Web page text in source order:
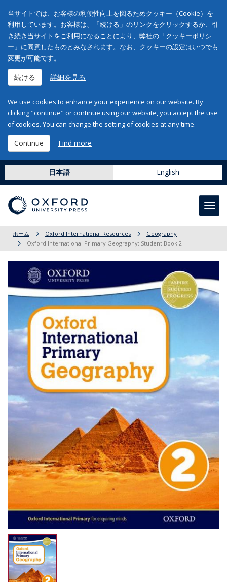
当サイトでは、お客様の利便性向上を図るためクッキー（Cookie）を
利用しています。お客様は、「続ける」のリンクをクリックするか、引
き続き当サイトをご利用になることにより、弊社の「クッキーポリシ
ー」に同意したものとみなされます。なお、クッキーの設定はいつでも
変更が可能です。
続ける 詳細を見る
We use cookies to enhance your experience on our website. By
clicking "continue" or continue using our website, you accept the use
of cookies. You can change the setting of cookies at any time.
Continue Find more
日本語 English
ホーム Oxford International Resources
Geography
Oxford International Primary Geography: Student Book 2